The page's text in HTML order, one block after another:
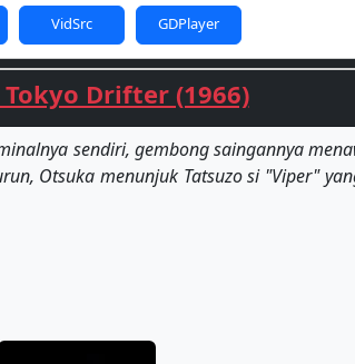
VidSrc GDPlayer
Drifter (1966)
sendiri, gembong saingannya
Otsuka menunjuk Tatsuzo si "Viper"